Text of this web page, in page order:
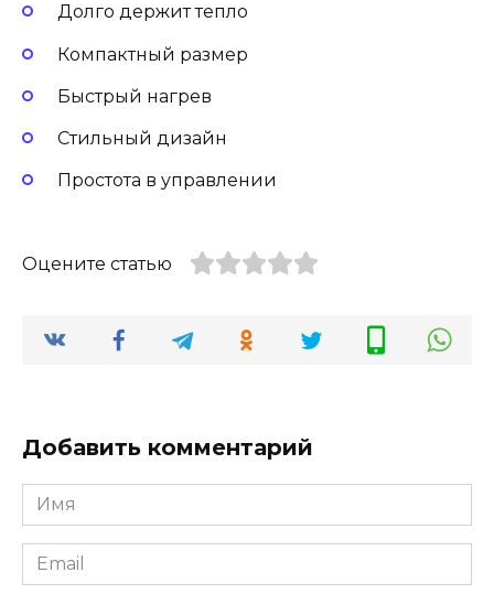
Долго держит тепло
Компактный размер
Быстрый нагрев
Стильный дизайн
Простота в управлении
Оцените статью
Добавить комментарий
Имя
Email